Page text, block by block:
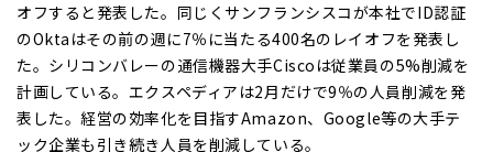
オフすると発表した。同じくサンフランシスコが本社でID認証
のOktaはその前の週に7％に当たる400名のレイオフを発表し
た。シリコンバレーの通信機器大手Ciscoは従業員の5%削減を
計画している。エクスペディアは2月だけで9％の人員削減を発
表した。経営の効率化を目指すAmazon、Google等の大手テ
ック企業も引き続き人員を削減している。